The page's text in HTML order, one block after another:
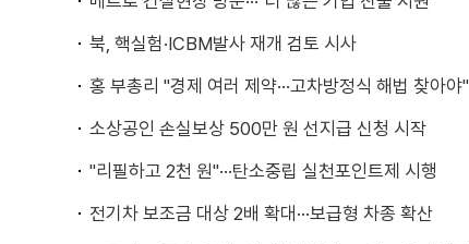
북, 핵실험·ICBM발사 재개 검토 시사
홍 부총리 "경제 여러 제약···고차방정식 해법 찾아야"
소상공인 손실보상 500만 원 선지급 신청 시작
"리필하고 2천 원"···탄소중립 실천포인트제 시행
전기차 보조금 대상 2배 확대···보급형 차종 확산